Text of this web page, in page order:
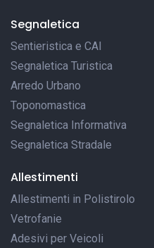
Segnaletica
Sentieristica e CAI
Segnaletica Turistica
Arredo Urbano
Toponomastica
Segnaletica Informativa
Segnaletica Stradale
Allestimenti
Allestimenti in Polistirolo
Vetrofanie
Adesivi per Veicoli